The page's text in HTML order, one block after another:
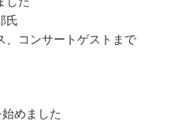
氏
、コンサートゲストまで
めました